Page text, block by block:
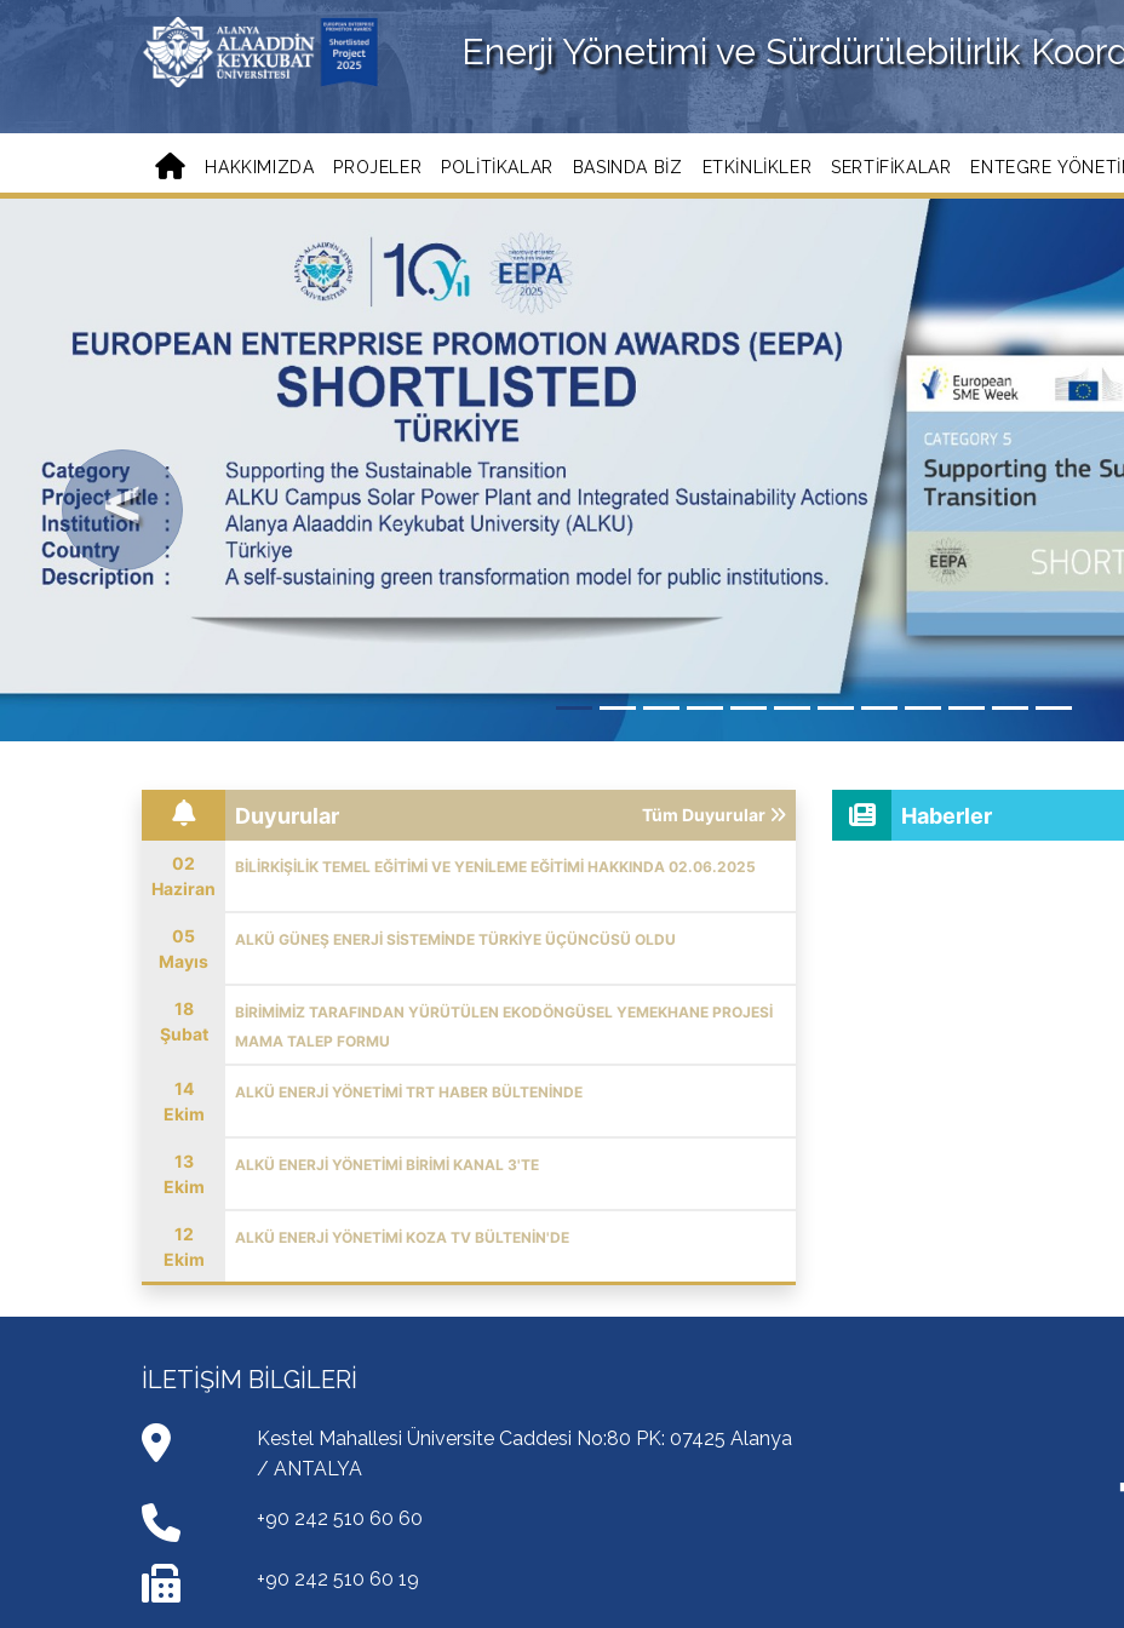
Enerji Yönetimi ve Sürdürülebilirlik
HAKKIMIZDA PROJELER POLITIKALAR BASINDA BIZ ETKINLIKLER SERTIFIKALAR ENTEGRE
Previous
Duyurular Tüm Duyurular
02
Haziran
BILIRKIŞILIK TEMEL EĞITIMI VE YENILEME EĞITIMI HAKKINDA 02.06.2025
05
Mayıs
ALKÜ GÜNEŞ ENERJI SISTEMINDE TÜRKIYE ÜÇÜNCÜSÜ OLDU
18
Şubat
BİRİMİMİZ TARAFINDAN YÜRÜTÜLEN EKODÖNGÜSEL YEMEKHANE PROJESİ
MAMA TALEP FORMU
14
Ekim
ALKÜ ENERJI YÖNETIMI TRT HABER BÜLTENINDE
13
Ekim
ALKÜ ENERJI YÖNETIMI BIRIMI KANAL 3'TE
12
Ekim
ALKÜ ENERJI YÖNETIMI KOZA TV BÜLTENIN'DE
Haberler
İLETIŞIM BILGILERI
Kestel Mahallesi Üniversite Caddesi No:80 PK: 07425 Alanya
/ ANTALYA
+90 242 510 60 60
+90 242 510 60 19